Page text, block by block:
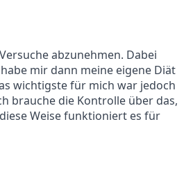
abzunehmen. Dabei
mir dann meine eigene Diät
wichtigste für mich war jedoch
brauche die Kontrolle über das,
Weise funktioniert es für